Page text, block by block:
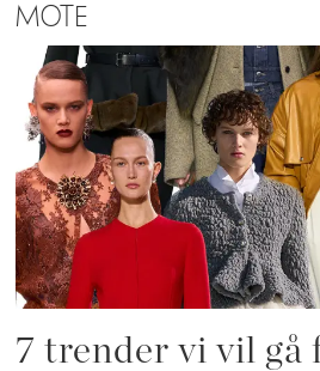
MOTE
7 trender vi vil gå